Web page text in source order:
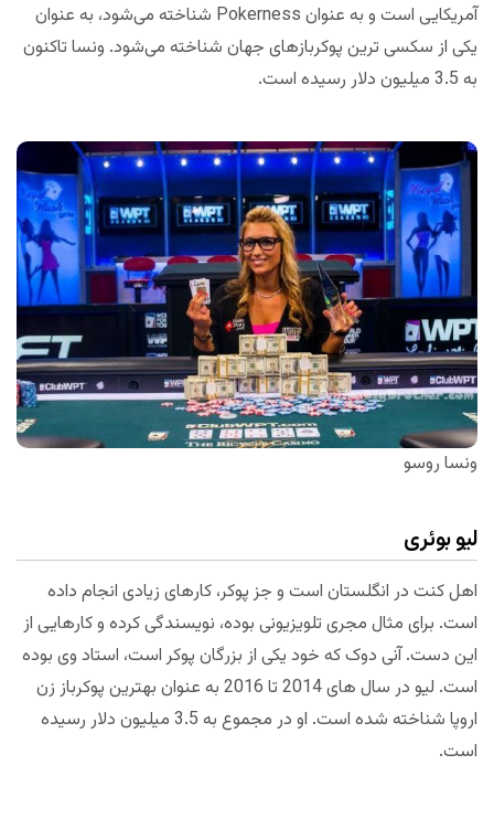
آمریکایی است و به عنوان Pokerness شناخته می‌شود، به عنوان
یکی از سکسی ترین پوکربازهای جهان شناخته می‌شود. ونسا تاکنون
به 3.5 میلیون دلار رسیده است.
ونسا روسو
لیو بوئری
اهل کنت در انگلستان است و جز پوکر، کارهای زیادی انجام داده
است. برای مثال مجری تلویزیونی بوده، نویسندگی کرده و کارهایی از
این دست. آنی دوک که خود یکی از بزرگان پوکر است، استاد وی بوده
است. لیو در سال های 2014 تا 2016 به عنوان بهترین پوکرباز زن
اروپا شناخته شده است. او در مجموع به 3.5 میلیون دلار رسیده
است.